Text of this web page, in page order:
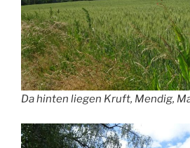
Da hinten liegen Kruft, Mendig,